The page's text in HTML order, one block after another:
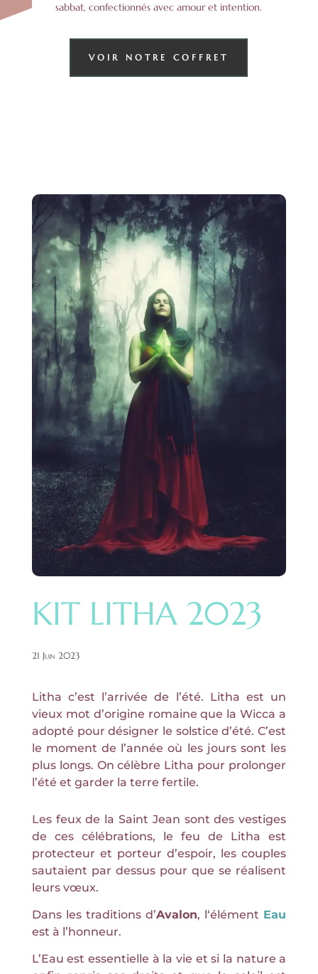
sabbat, confectionnés avec amour et intention.
VOIR NOTRE COFFRET
KIT LITHA 2023
21 Juin 2023
Litha c’est l’arrivée de l’été. Litha est un
vieux mot d’origine romaine que la Wicca a
adopté pour désigner le solstice d’été. C’est
le moment de l’année où les jours sont les
plus longs. On célèbre Litha pour prolonger
l’été et garder la terre fertile.
Les feux de la Saint Jean sont des vestiges
de ces célébrations, le feu de Litha est
protecteur et porteur d’espoir, les couples
sautaient par dessus pour que se réalisent
leurs vœux.
Dans les traditions d’Avalon, l‘élément Eau
est à l’honneur.
L’Eau est essentielle à la vie et si la nature a